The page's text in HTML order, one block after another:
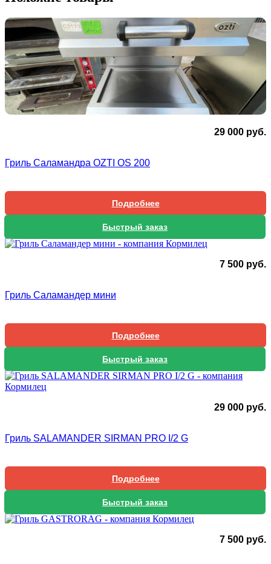
29 000 руб.
Гриль Саламандра OZTI OS 200
Подробнее
Быстрый заказ
7 500 руб.
Гриль Саламандер мини
Подробнее
Быстрый заказ
29 000 руб.
Гриль SALAMANDER SIRMAN PRO I/2 G
Подробнее
Быстрый заказ
7 500 руб.